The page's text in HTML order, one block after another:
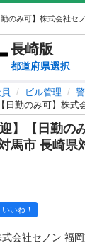
長崎版
都道府県選択
ビル管理
日勤のみ可】株
迎】【日勤
馬市 長崎県
いいね！
式会社セノン 福